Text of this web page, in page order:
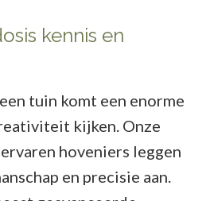
kennis en
tuin komt een enorme
kijken. Onze
hoveniers leggen
en precisie aan.